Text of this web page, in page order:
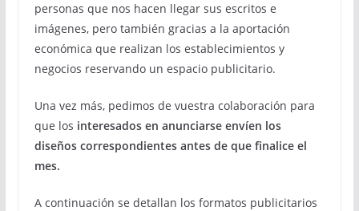
personas que nos hacen llegar sus escritos e
imágenes, pero también gracias a la aportación
económica que realizan los establecimientos y
negocios reservando un espacio publicitario.
Una vez más, pedimos de vuestra colaboración para
que los interesados en anunciarse envíen los
diseños correspondientes antes de que finalice el
mes.
A continuación se detallan los formatos publicitarios